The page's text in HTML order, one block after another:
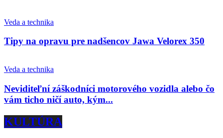
Veda a technika
Tipy na opravu pre nadšencov Jawa Velorex 350
Veda a technika
Neviditeľní záškodníci motorového vozidla alebo čo
vám ticho ničí auto, kým...
KULTÚRA